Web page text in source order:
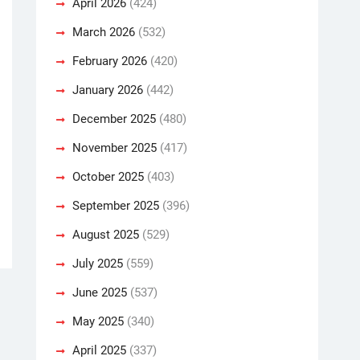
April 2026 (424)
March 2026 (532)
February 2026 (420)
January 2026 (442)
December 2025 (480)
November 2025 (417)
October 2025 (403)
September 2025 (396)
August 2025 (529)
July 2025 (559)
June 2025 (537)
May 2025 (340)
April 2025 (337)